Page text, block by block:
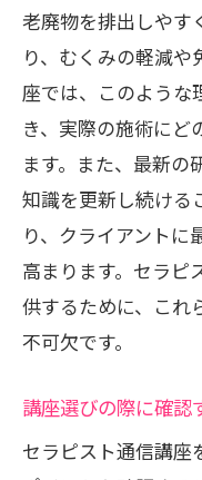
老廃物を排出しやす
り、むくみの軽減や
座では、このような
き、実際の施術にど
ます。また、最新の
知識を更新し続ける
り、クライアントに
高まります。セラピ
供するために、これ
不可欠です。
講座選びの際に確認
セラピスト通信講座